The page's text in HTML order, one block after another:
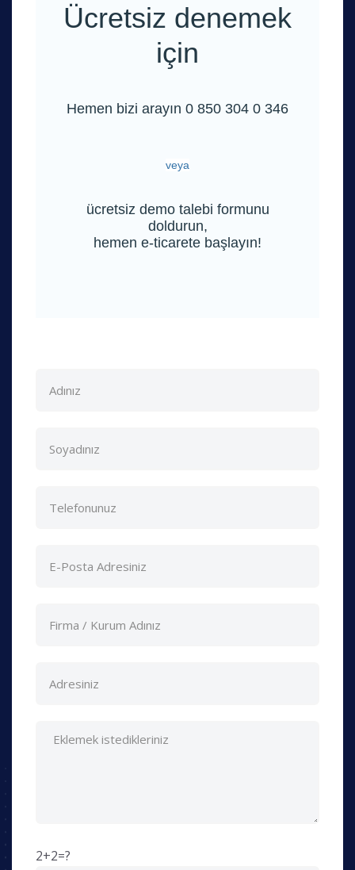
Ücretsiz denemek
için
Hemen bizi arayın 0 850 304 0 346
veya
ücretsiz demo talebi formunu
doldurun,
hemen e-ticarete başlayın!
2+2=?